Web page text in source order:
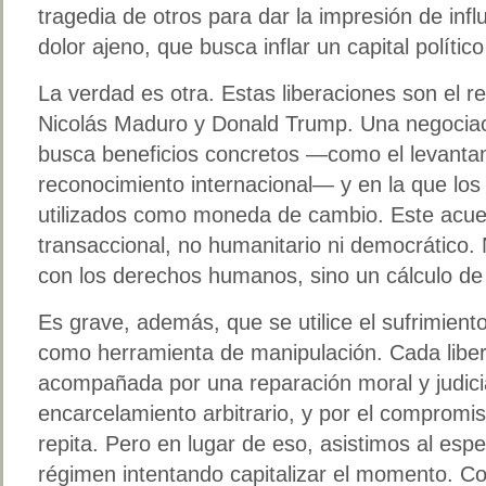
tragedia de otros para dar la impresión de
dolor ajeno, que busca inflar un capital
La verdad es otra. Estas liberaciones son el
Nicolás Maduro y Donald Trump. Una
busca beneficios concretos —como el
reconocimiento internacional— y en la que
utilizados como moneda de cambio. Este
transaccional, no humanitario ni democrático.
con los derechos humanos, sino un cálculo
Es grave, además, que se utilice el
como herramienta de manipulación. Cada
acompañada por una reparación moral y
encarcelamiento arbitrario, y por el
repita. Pero en lugar de eso, asistimos al
régimen intentando capitalizar el momento.